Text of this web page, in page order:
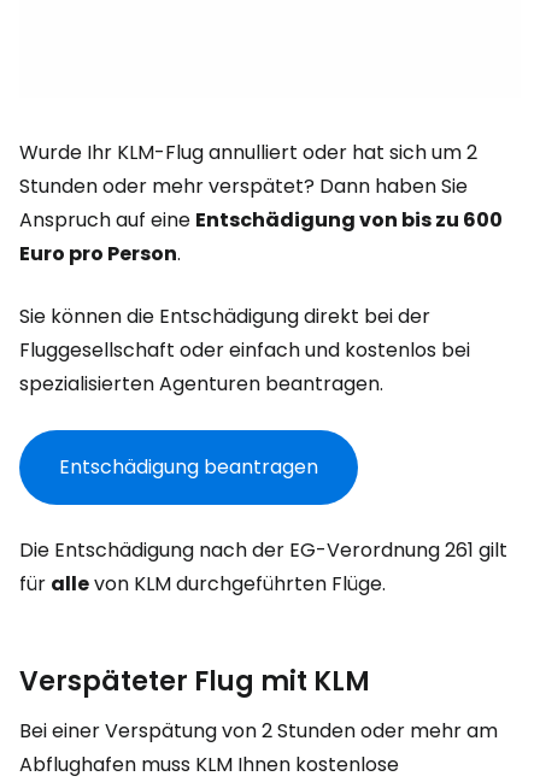
Wurde Ihr KLM-Flug annulliert oder hat sich um 2
Stunden oder mehr verspätet? Dann haben Sie
Anspruch auf eine Entschädigung von bis zu 600
Euro pro Person.
Sie können die Entschädigung direkt bei der
Fluggesellschaft oder einfach und kostenlos bei
spezialisierten Agenturen beantragen.
Entschädigung beantragen
Die Entschädigung nach der EG-Verordnung 261 gilt
für allevon KLM durchgeführten Flüge.
Verspäteter Flug mit KLM
Bei einer Verspätung von 2 Stunden oder mehr am
Abflughafen muss KLM Ihnen kostenlose